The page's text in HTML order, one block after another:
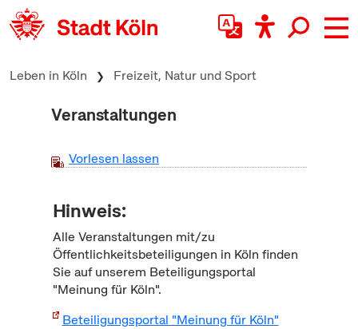
zum Inhalt springen
Leben in Köln Freizeit, Natur und Sport
Veranstaltungen
Vorlesen lassen
Hinweis:
Alle Veranstaltungen mit/zu
Öffentlichkeitsbeteiligungen in Köln finden
Sie auf unserem Beteiligungsportal
"Meinung für Köln".
Beteiligungsportal "Meinung für Köln"